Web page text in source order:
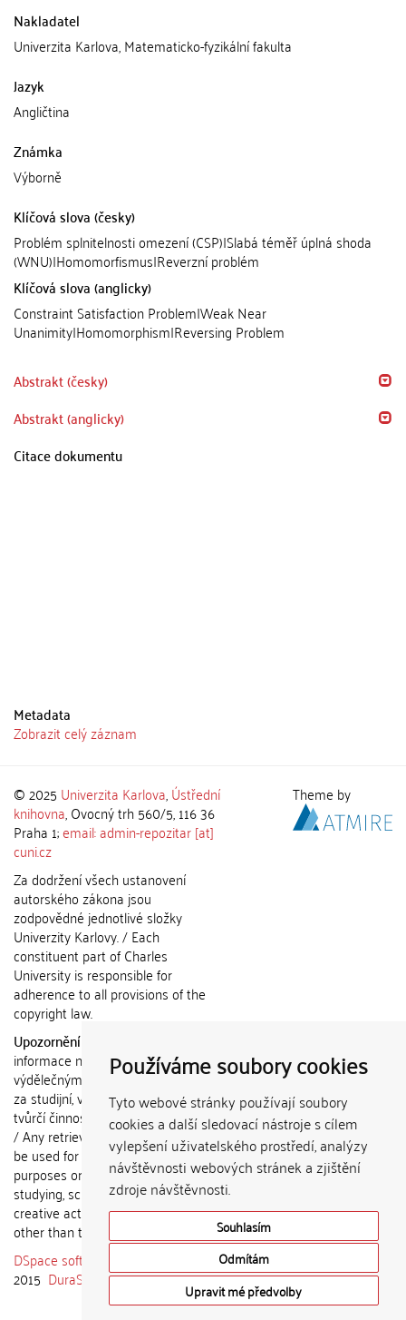
Používáme soubory cookies
Tyto webové stránky používají soubory
cookies a další sledovací nástroje s cílem
vylepšení uživatelského prostředí, analýzy
návštěvnosti webových stránek a zjištění
zdroje návštěvnosti.
Souhlasím
Odmítám
Upravit mé předvolby
Nakladatel
Univerzita Karlova, Matematicko-fyzikální fakulta
Jazyk
Angličtina
Známka
Výborně
Klíčová slova (česky)
Problém splnitelnosti omezení (CSP)|Slabá téměř úplná shoda
(WNU)|Homomorfismus|Reverzní problém
Klíčová slova (anglicky)
Constraint Satisfaction Problem|Weak Near
Unanimity|Homomorphism|Reversing Problem
Abstrakt (česky)
Abstrakt (anglicky)
Citace dokumentu
Metadata
Zobrazit celý záznam
© 2025 Univerzita Karlova,Ústřední
knihovna, Ovocný trh 560/5, 116 36
Praha 1;email: admin-repozitar [at]
cuni.cz
Za dodržení všech ustanovení
autorského zákona jsou
zodpovědné jednotlivé složky
Univerzity Karlovy. / Each
constituent part of Charles
University is responsible for
adherence to all provisions of the
copyright law.
Upozornění / Notice:
informace nemohou být použity k
výdělečným účelům nebo vydávány
za studijní, vědeckou nebo jinou
tvůrčí činnost jiné osoby než autora.
/ Any retrieved information shall not
be used for any commercial
purposes or claimed as results of
studying, scientific or any other
creative activities of any person
other than the author.
DSpace software
copyright © 2002-
2015 DuraSpace
Theme by